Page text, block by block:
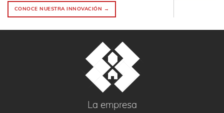
CONOCE NUESTRA INNOVACIÓN →
La empresa